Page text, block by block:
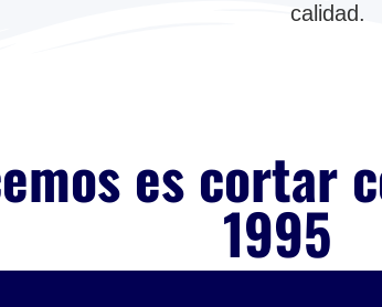
calidad.
es cortar
1995